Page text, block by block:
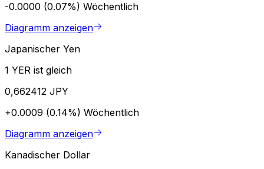
-0.0000 (0.07%) Wöchentlich
Diagramm anzeigen
Japanischer Yen
1 YER ist gleich
0,662412 JPY
+0.0009 (0.14%) Wöchentlich
Diagramm anzeigen
Kanadischer Dollar